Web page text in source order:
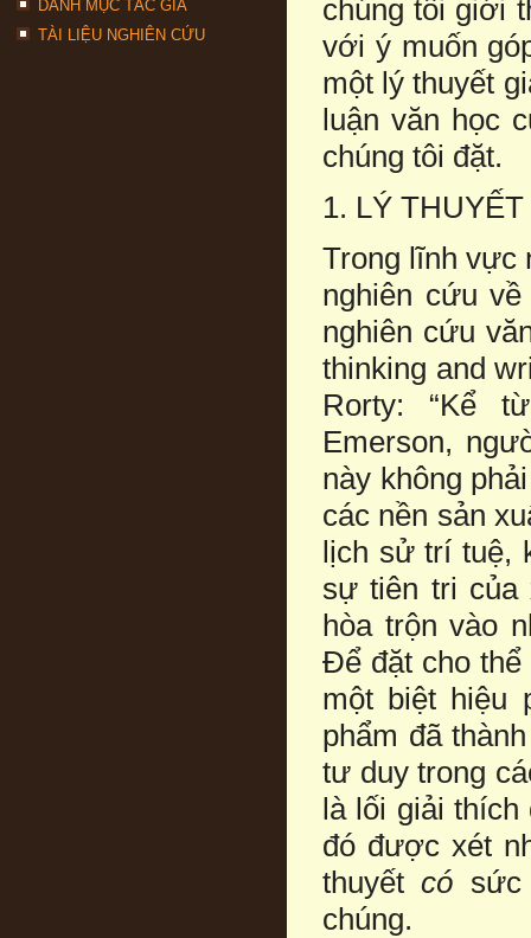
DANH MỤC TÁC GIẢ
TÀI LIỆU NGHIÊN CỨU
chúng tôi giới
với ý muốn
một lý thuyết
luận văn học
chúng tôi đặt.
1. LÝ
Trong lĩnh vực
nghiên cứu
nghiên cứu
thinking and
Rorty: “Kể
Emerson,
này không
các nền sản
lịch sử trí tuệ,
sự tiên tri của
hòa trộn vào
Để đặt cho
một biệt hiệu
phẩm đã
tư duy trong
là lối giải thích
đó được xét
thuyếtcó
chúng.